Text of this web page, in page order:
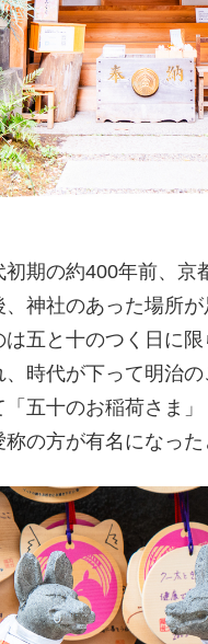
期の約400年前、京
神社のあった場所
五と十のつく日に
時代が下って明治
五十のお稲荷さま
の方が有名になった